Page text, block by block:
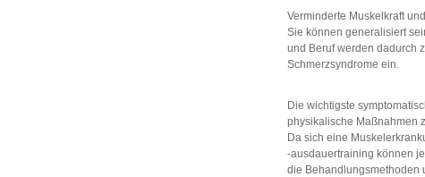
Verminderte Muskelkraft
Sie können generalisiert
und Beruf werden dadurch
Schmerzsyndrome ein.
Die wichtigste
physikalische Maßnahmen
Da sich eine
-ausdauertraining können
die Behandlungsmethoden